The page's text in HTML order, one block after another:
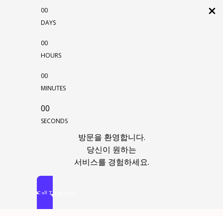
00
DAYS
00
HOURS
00
MINUTES
00
SECONDS
방문을 환영합니다.
당신이 원하는
서비스를 경험하세요.
Call To Action